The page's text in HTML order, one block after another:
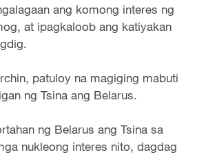
ang komong interes ng
at ipagkaloob ang katiyakan
patuloy na magiging mabuti
ng Tsina ang Belarus.
ng Belarus ang Tsina sa
nukleong interes nito, dagdag